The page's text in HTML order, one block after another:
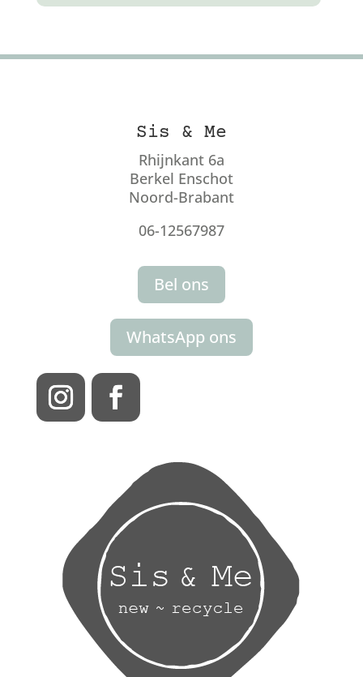
Sis & Me
Rhijnkant 6a
Berkel Enschot
Noord-Brabant
06-12567987
Bel ons
WhatsApp ons